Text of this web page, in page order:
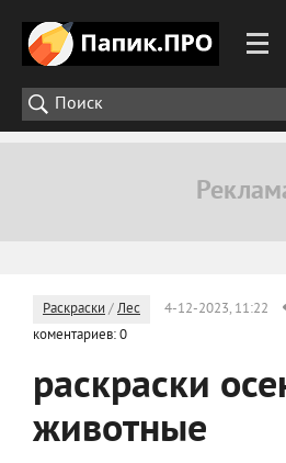
Раскраски /Лес 4-12-2023, 11:22
коментариев: 0
раскраски
животные